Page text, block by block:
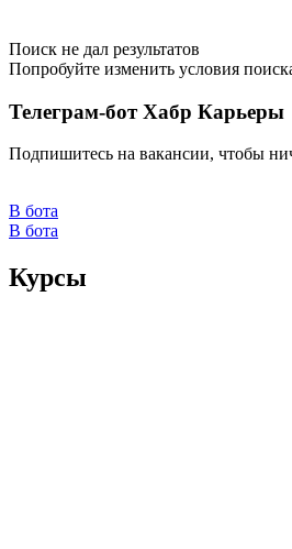
Поиск не дал результатов
Попробуйте изменить условия
Телеграм-бот Хабр Карьеры
Подпишитесь на вакансии, чтобы
В бота
В бота
Курсы